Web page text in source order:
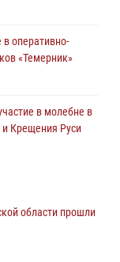
в оперативно-
«Темерник»
в молебне в
и Крещения Руси
области прошли
охраны задержал
области прошли